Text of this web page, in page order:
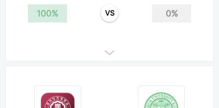
100% VS 0%